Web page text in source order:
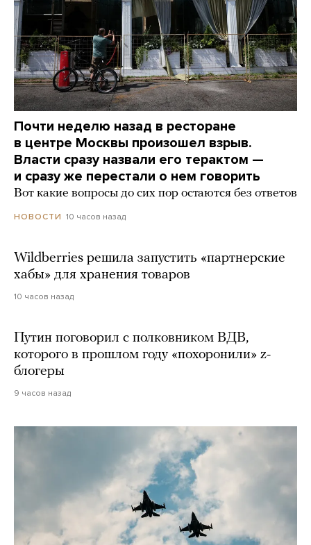
Почти неделю назад в ресторане
в центре Москвы произошел взрыв.
Власти сразу назвали его терактом —
и сразу же перестали о нем говорить
Вот какие вопросы до сих пор остаются без ответов
НОВОСТИ 10 часов назад
Wildberries решила запустить «партнерские
хабы» для хранения товаров
10 часов назад
Путин поговорил с полковником ВДВ,
которого в прошлом году «похоронили» z-
блогеры
9 часов назад